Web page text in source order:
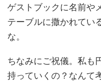
ゲストブックに名前や
テーブルに撒かれてい
な。
ちなみにご祝儀。私も
持っていくの？なんて